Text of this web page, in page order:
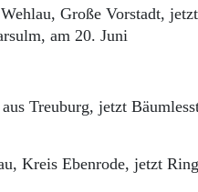
Große Vorstadt,
am 20. Juni
Treuburg, jetzt
Kreis Ebenrode, jetzt